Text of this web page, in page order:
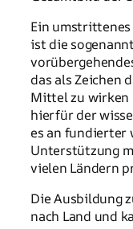
Ein
ist die
das als Zeichen
Mittel zu wirken
hierfür der
es an fundierter
Unterstützung
vielen Ländern
Die Ausbildung
nach Land und